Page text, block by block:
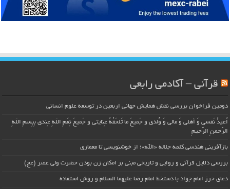
قرآنی – آکادمی رابعی
دومین فراخوان بررسی نقش همایش جهانی اربعین در توسعه علوم انسانی
اُعیذُ نَفسی وَ أهلی وَ مالی وَ وُلدی و جَمیعَ ما تَلحَقُهُ عِنایتی و جَمیعَ نِعَمِ اللّهِ عِندی بِبِسمِ اللّهِ
الرَّحمنِ الرَّحیمِ
بازآفرینی هندسی کلمه جلاله «الله»؛ از خوشنویسی تا معماری
بررسی دلایل قرآنی و روایی و تاریخی مبنی بر امکان زن بودن حضرت ولی عصر (عج)
دعای حرز امام جواد با دستخط امام رضا علیهما السلام و روش استفاده